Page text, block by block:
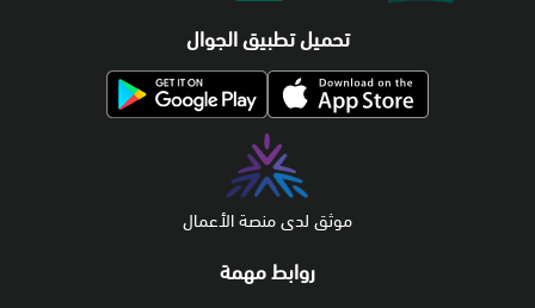
روابط مهمة
تحميل تطبيق الجوال
موثق لدى منصة الأعمال